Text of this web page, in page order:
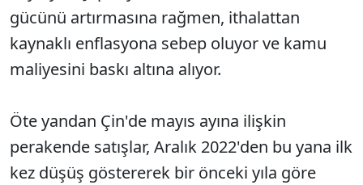
gücünü artırmasına rağmen, ithalattan
kaynaklı enflasyona sebep oluyor ve kamu
maliyesini baskı altına alıyor.
Öte yandan Çin'de mayıs ayına ilişkin
perakende satışlar, Aralık 2022'den bu yana ilk
kez düşüş göstererek bir önceki yıla göre